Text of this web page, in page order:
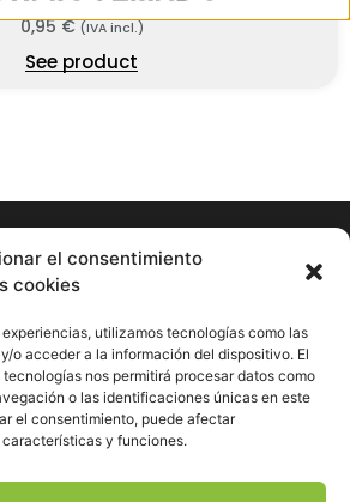
el consentimiento
cookies
utilizamos tecnologías como las
o acceder a la información del dispositivo. El
nos permitirá procesar datos como
o las identificaciones únicas en este
el consentimiento, puede afectar
y funciones.
0,95€ (IVA incl.)
See product
2023. Diseño web realizado por